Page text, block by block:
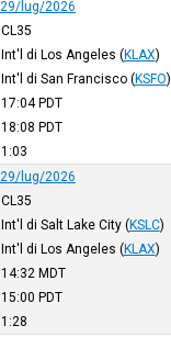
29/lug/2026
CL35
Int'l di Los Angeles (KLAX)
Int'l di San Francisco (KSFO)
17:04PDT
18:08 PDT
1:03
29/lug/2026
CL35
Int'l di Salt Lake City (KSLC)
Int'l di Los Angeles (KLAX)
14:32 MDT
15:00 PDT
1:28